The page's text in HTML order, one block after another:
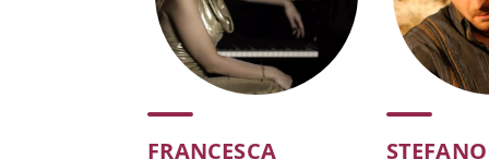
FRANCESCA